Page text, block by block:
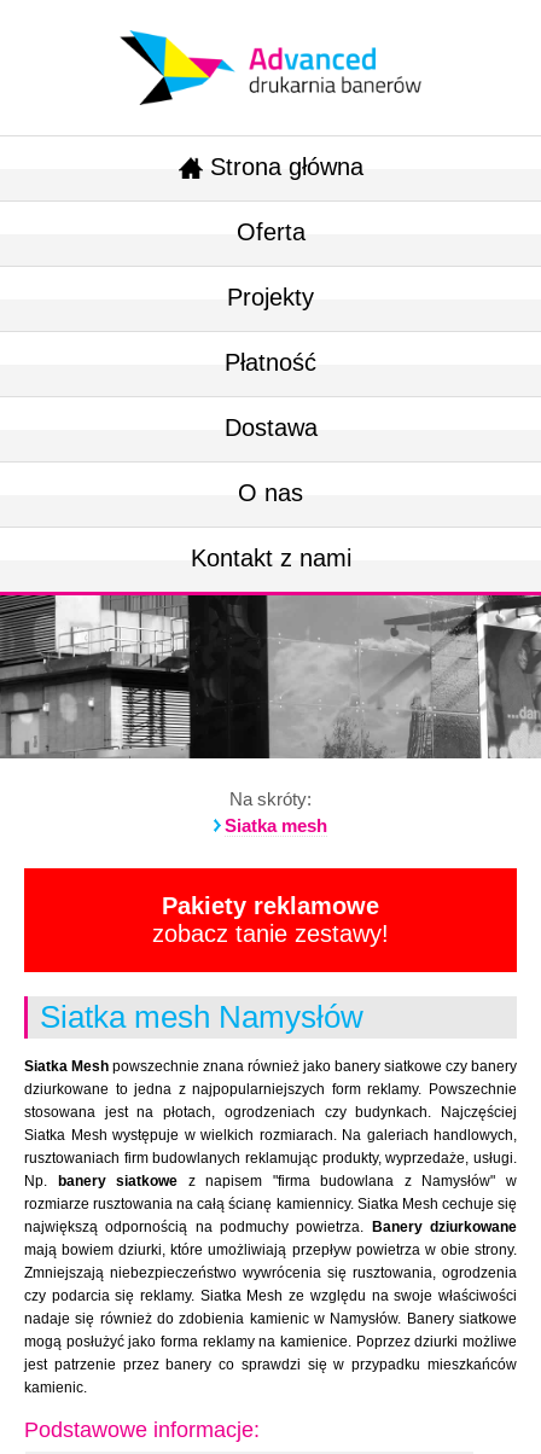
Strona główna
Oferta
Projekty
Płatność
Dostawa
O nas
Kontakt z nami
Na skróty:
Siatka mesh
Pakiety reklamowe
zobacz tanie zestawy!
Siatka mesh Namysłów
Siatka Mesh powszechnie znana również jako banery siatkowe czy banery
dziurkowane to jedna z najpopularniejszych form reklamy. Powszechnie
stosowana jest na płotach, ogrodzeniach czy budynkach. Najczęściej
Siatka Mesh występuje w wielkich rozmiarach. Na galeriach handlowych,
rusztowaniach firm budowlanych reklamując produkty, wyprzedaże, usługi.
Np.
banery siatkowe z napisem "firma budowlana z Namysłów" w
rozmiarze rusztowania na całą ścianę kamiennicy. Siatka Mesh cechuje się
największą odpornością na podmuchy powietrza.
Banery dziurkowane
mają bowiem dziurki, które umożliwiają przepływ powietrza w obie strony.
Zmniejszają niebezpieczeństwo wywrócenia się rusztowania, ogrodzenia
czy podarcia się reklamy. Siatka Mesh ze względu na swoje właściwości
nadaje się również do zdobienia kamienic w Namysłów. Banery siatkowe
mogą posłużyć jako forma reklamy na kamienice. Poprzez dziurki możliwe
jest patrzenie przez banery co sprawdzi się w przypadku mieszkańców
kamienic.
Podstawowe informacje: